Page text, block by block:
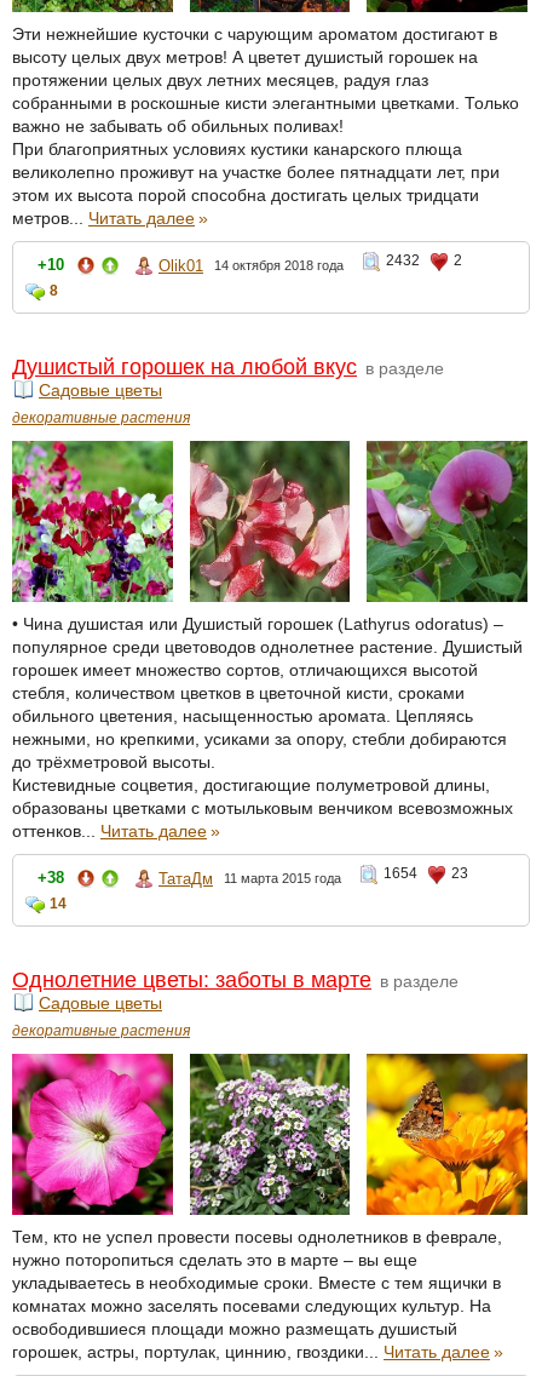
Эти нежнейшие кусточки с чарующим ароматом достигают в
высоту целых двух метров! А цветет душистый горошек на
протяжении целых двух летних месяцев, радуя глаз
собранными в роскошные кисти элегантными цветками. Только
важно не забывать об обильных поливах!
При благоприятных условиях кустики канарского плюща
великолепно проживут на участке более пятнадцати лет, при
этом их высота порой способна достигать целых тридцати
метров... Читать далее»
+10 Olik01 14 октября 2018 года 2432
2
8
Душистый горошек на любой вкус в разделе
Садовые цветы
декоративные растения
• Чина душистая или Душистый горошек (Lathyrus odoratus) –
популярное среди цветоводов однолетнее растение. Душистый
горошек имеет множество сортов, отличающихся высотой
стебля, количеством цветков в цветочной кисти, сроками
обильного цветения, насыщенностью аромата. Цепляясь
нежными, но крепкими, усиками за опору, стебли добираются
до трёхметровой высоты.
Кистевидные соцветия, достигающие полуметровой длины,
образованы цветками с мотыльковым венчиком всевозможных
оттенков... Читать далее»
+38 ТатаДм 11 марта 2015 года 1654
23
14
Однолетние цветы: заботы в марте в разделе
Садовые цветы
декоративные растения
Тем, кто не успел провести посевы однолетников в феврале,
нужно поторопиться сделать это в марте – вы еще
укладываетесь в необходимые сроки. Вместе с тем ящички в
комнатах можно заселять посевами следующих культур. На
освободившиеся площади можно размещать душистый
горошек, астры, портулак, циннию, гвоздики... Читать далее»